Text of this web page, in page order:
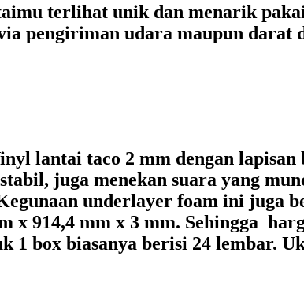
terlihat unik dan menarik
pengiriman udara maupun darat
lantai taco 2 mm dengan lapisan
juga menekan suara yang
underlayer foam ini juga
914,4 mm x 3 mm. Sehingga
1 box biasanya berisi 24 lembar.